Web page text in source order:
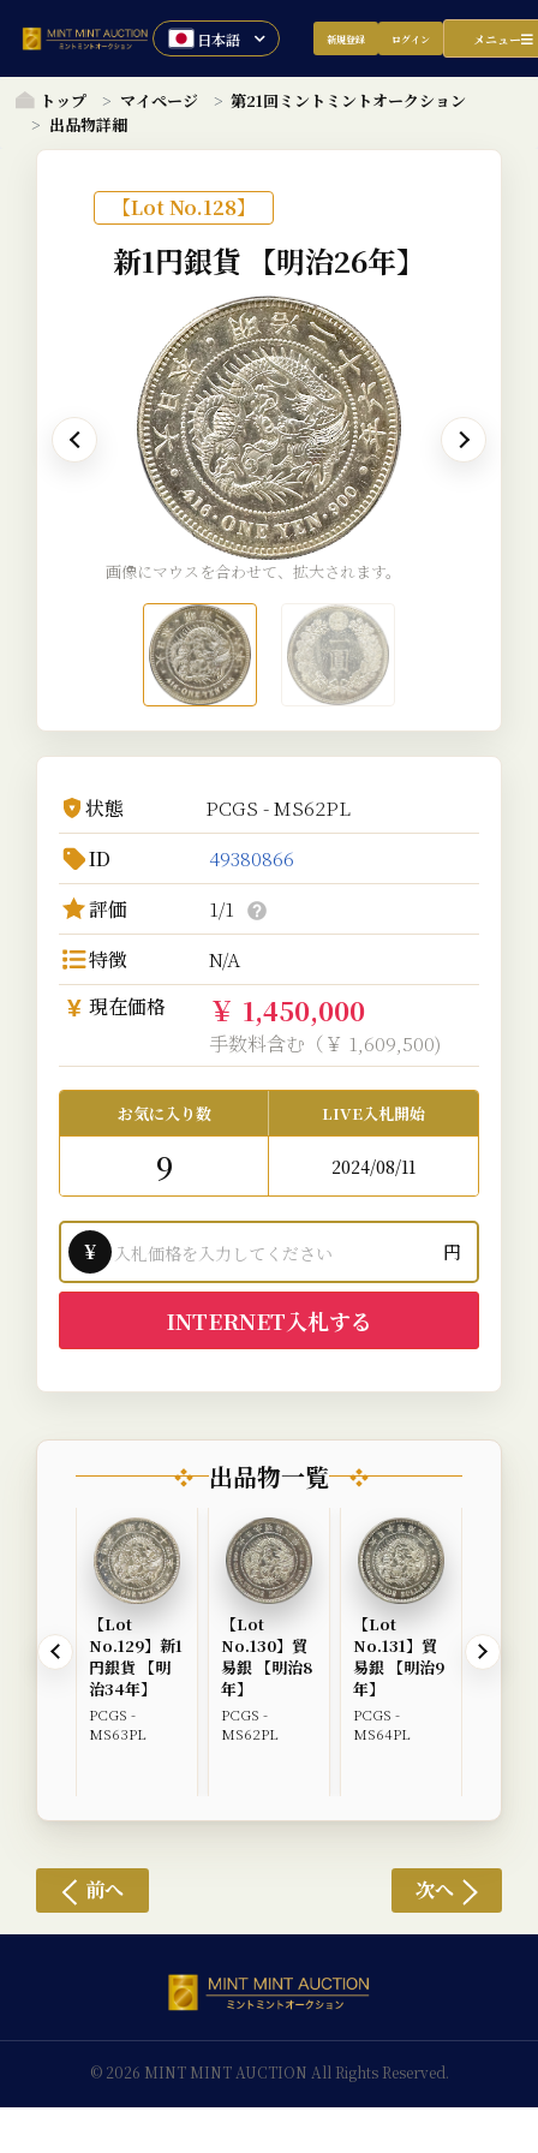
新規登録 ログイン メニュー
トップ マイページ
第21回ミントミントオークション
出品物詳細
【Lot No.128】
新1円銀貨 【明治26年】
画像にマウスを合わせて、拡大されます。
状態
PCGS - MS62PL
ID
49380866
評価
1/1
特徴
N/A
現在価格
￥ 1,450,000
手数料含む（￥ 1,609,500)
お気に入り数
9
LIVE入札開始
2024/08/11
¥ 円
INTERNET入札する
出品物一覧
【Lot
No.129】新1
円銀貨 【明
治34年】
PCGS -
MS63PL
【Lot
No.130】貿
易銀 【明治8
年】
PCGS -
MS62PL
【Lot
No.131】貿
易銀 【明治9
年】
PCGS -
MS64PL
円金貨
前へ 次へ
© 2026 MINT MINT AUCTION All Rights Reserved.